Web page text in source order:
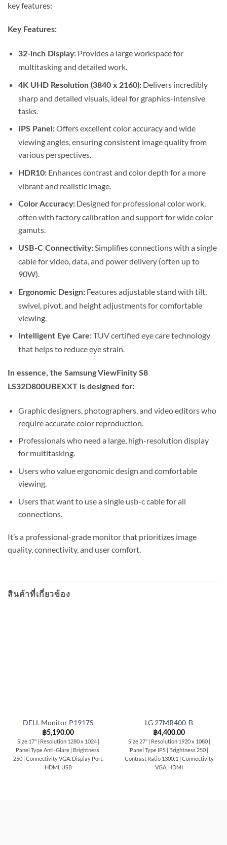
key features:
Key Features:
32-inch Display:Provides a large workspace for
multitasking and detailed work.
4K UHD Resolution (3840 x 2160):Delivers incredibly
sharp and detailed visuals, ideal for graphics-intensive
tasks.
IPS Panel:Offers excellent color accuracy and wide
viewing angles, ensuring consistent image quality from
various perspectives.
HDR10:Enhances contrast and color depth for a more
vibrant and realistic image.
Color Accuracy:Designed for professional color work,
often with factory calibration and support for wide color
gamuts.
USB-C Connectivity:Simplifies connections with a single
cable for video, data, and power delivery (often up to
90W).
Ergonomic Design:Features adjustable stand with tilt,
swivel, pivot, and height adjustments for comfortable
viewing.
Intelligent Eye Care:TUV certified eye care technology
that helps to reduce eye strain.
In essence, the Samsung ViewFinity S8
LS32D800UBEXXT is designed for:
Graphic designers, photographers, and video editors who
require accurate color reproduction.
Professionals who need a large, high-resolution display
for multitasking.
Users who value ergonomic design and comfortable
viewing.
Users that want to use a single usb-c cable for all
connections.
It’s a professional-grade monitor that prioritizes image
quality, connectivity, and user comfort.
สินค้าที่เกี่ยวข้อง
DELL Monitor P1917S
฿5,190.00
Size 17" | Resolution 1280 x 1024 |
Panel Type Anti-Glare | Brightness
250 | Connectivity VGA, Display Port,
HDMI, USB
LG 27MR400-B
฿4,400.00
Size 27" | Resolution 1920 x 1080 |
Panel Type IPS | Brightness 250 |
Contrast Ratio 1300:1 | Connectivity
VGA, HDMI